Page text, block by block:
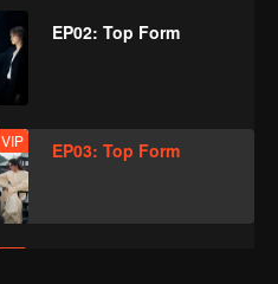
EP02: Top Form
VIP EP03: Top Form